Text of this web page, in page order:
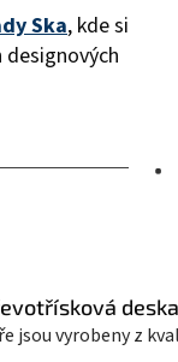
Ska, kde si
•
deska
jsou vyrobeny z